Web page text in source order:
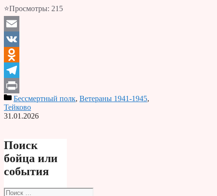
⭐Просмотры: 215
Email
VK
Odnoklassniki
Telegram
PrintБессмертный полк, Ветераны 1941-1945,
Тейково
31.01.2026
Поиск
бойца или
события
Поиск: